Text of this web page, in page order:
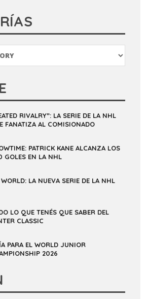
RIVALRY”: LA SERIE DE LA NHL
FANATIZA AL COMISIONADO
PATRICK KANE ALCANZA LOS
GOLES EN LA NHL
LA NUEVA SERIE DE LA NHL
LO QUE TENÉS QUE SABER DEL
CLASSIC
PARA EL WORLD JUNIOR
2026